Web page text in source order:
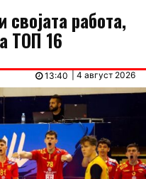
работа,
ТОП 16
| 4 август 2026
13:40